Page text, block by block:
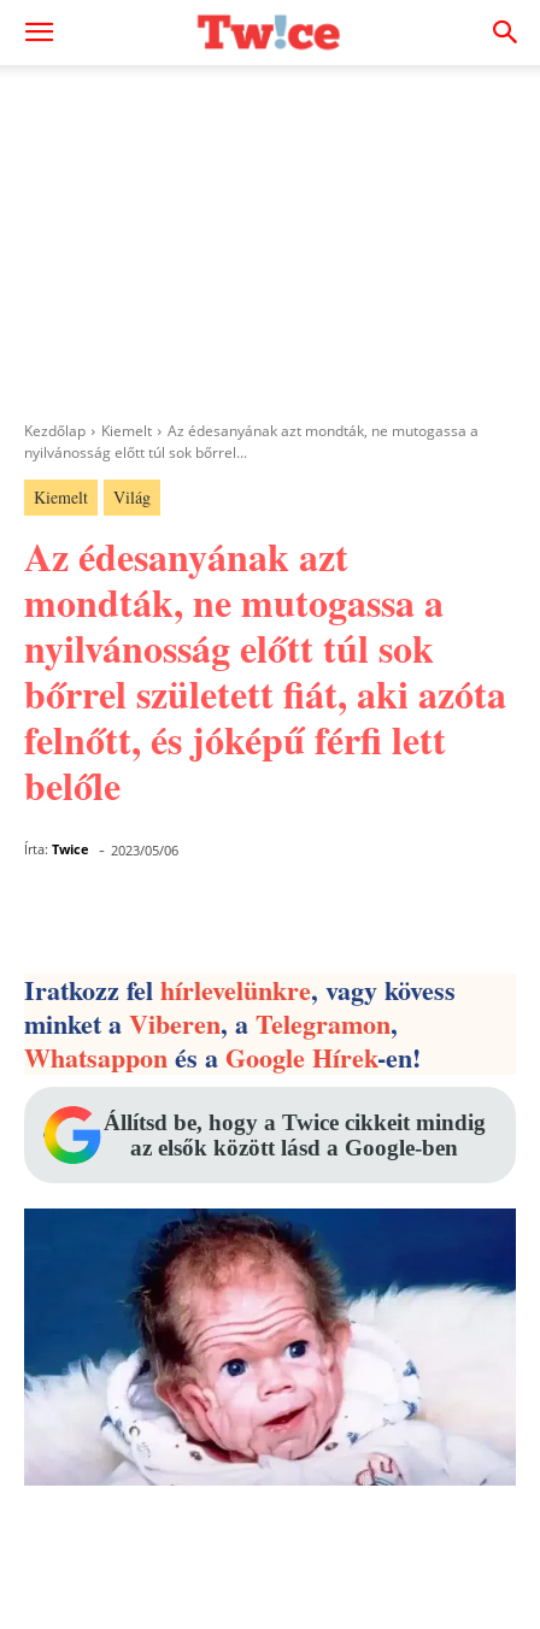
Kezdőlap Kiemelt
Az édesanyának azt mondták, ne mutogassa a
nyilvánosság előtt túl sok bőrrel...
Kiemelt Világ
Az édesanyának azt
mondták, ne mutogassa a
nyilvánosság előtt túl sok
bőrrel született fiát, aki azóta
felnőtt, és jóképű férfi lett
belőle
Írta: Twice - 2023/05/06
Iratkozz felhírlevelünkre, vagy kövess
minket aViberen, aTelegramon,
Whatsapponés aGoogle Hírek-en!
Állítsd be, hogy a Twice cikkeit mindig
az elsők között lásd a Google-ben